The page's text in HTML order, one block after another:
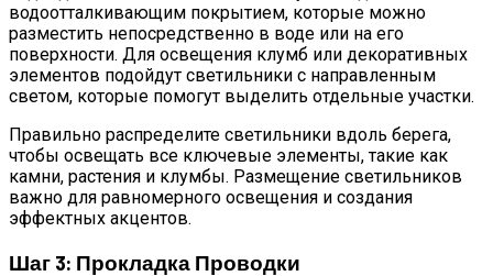
водоотталкивающим покрытием, которые можно
разместить непосредственно в воде или на его
поверхности. Для освещения клумб или декоративных
элементов подойдут светильники с направленным
светом, которые помогут выделить отдельные участки.
Правильно распределите светильники вдоль берега,
чтобы освещать все ключевые элементы, такие как
камни, растения и клумбы. Размещение светильников
важно для равномерного освещения и создания
эффектных акцентов.
Шаг 3: Прокладка Проводки